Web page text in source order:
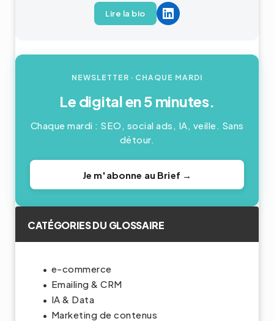
Lire la bio
NEWSLETTER · CHAQUE MARDI
Le digital en 5 minutes.
Chaque mardi : SEO, social ads, IA, veille. Sans
détour.
Je m'abonne au Brief →
CATÉGORIES DU GLOSSAIRE
e-commerce
Emailing & CRM
IA & Data
Marketing de contenus